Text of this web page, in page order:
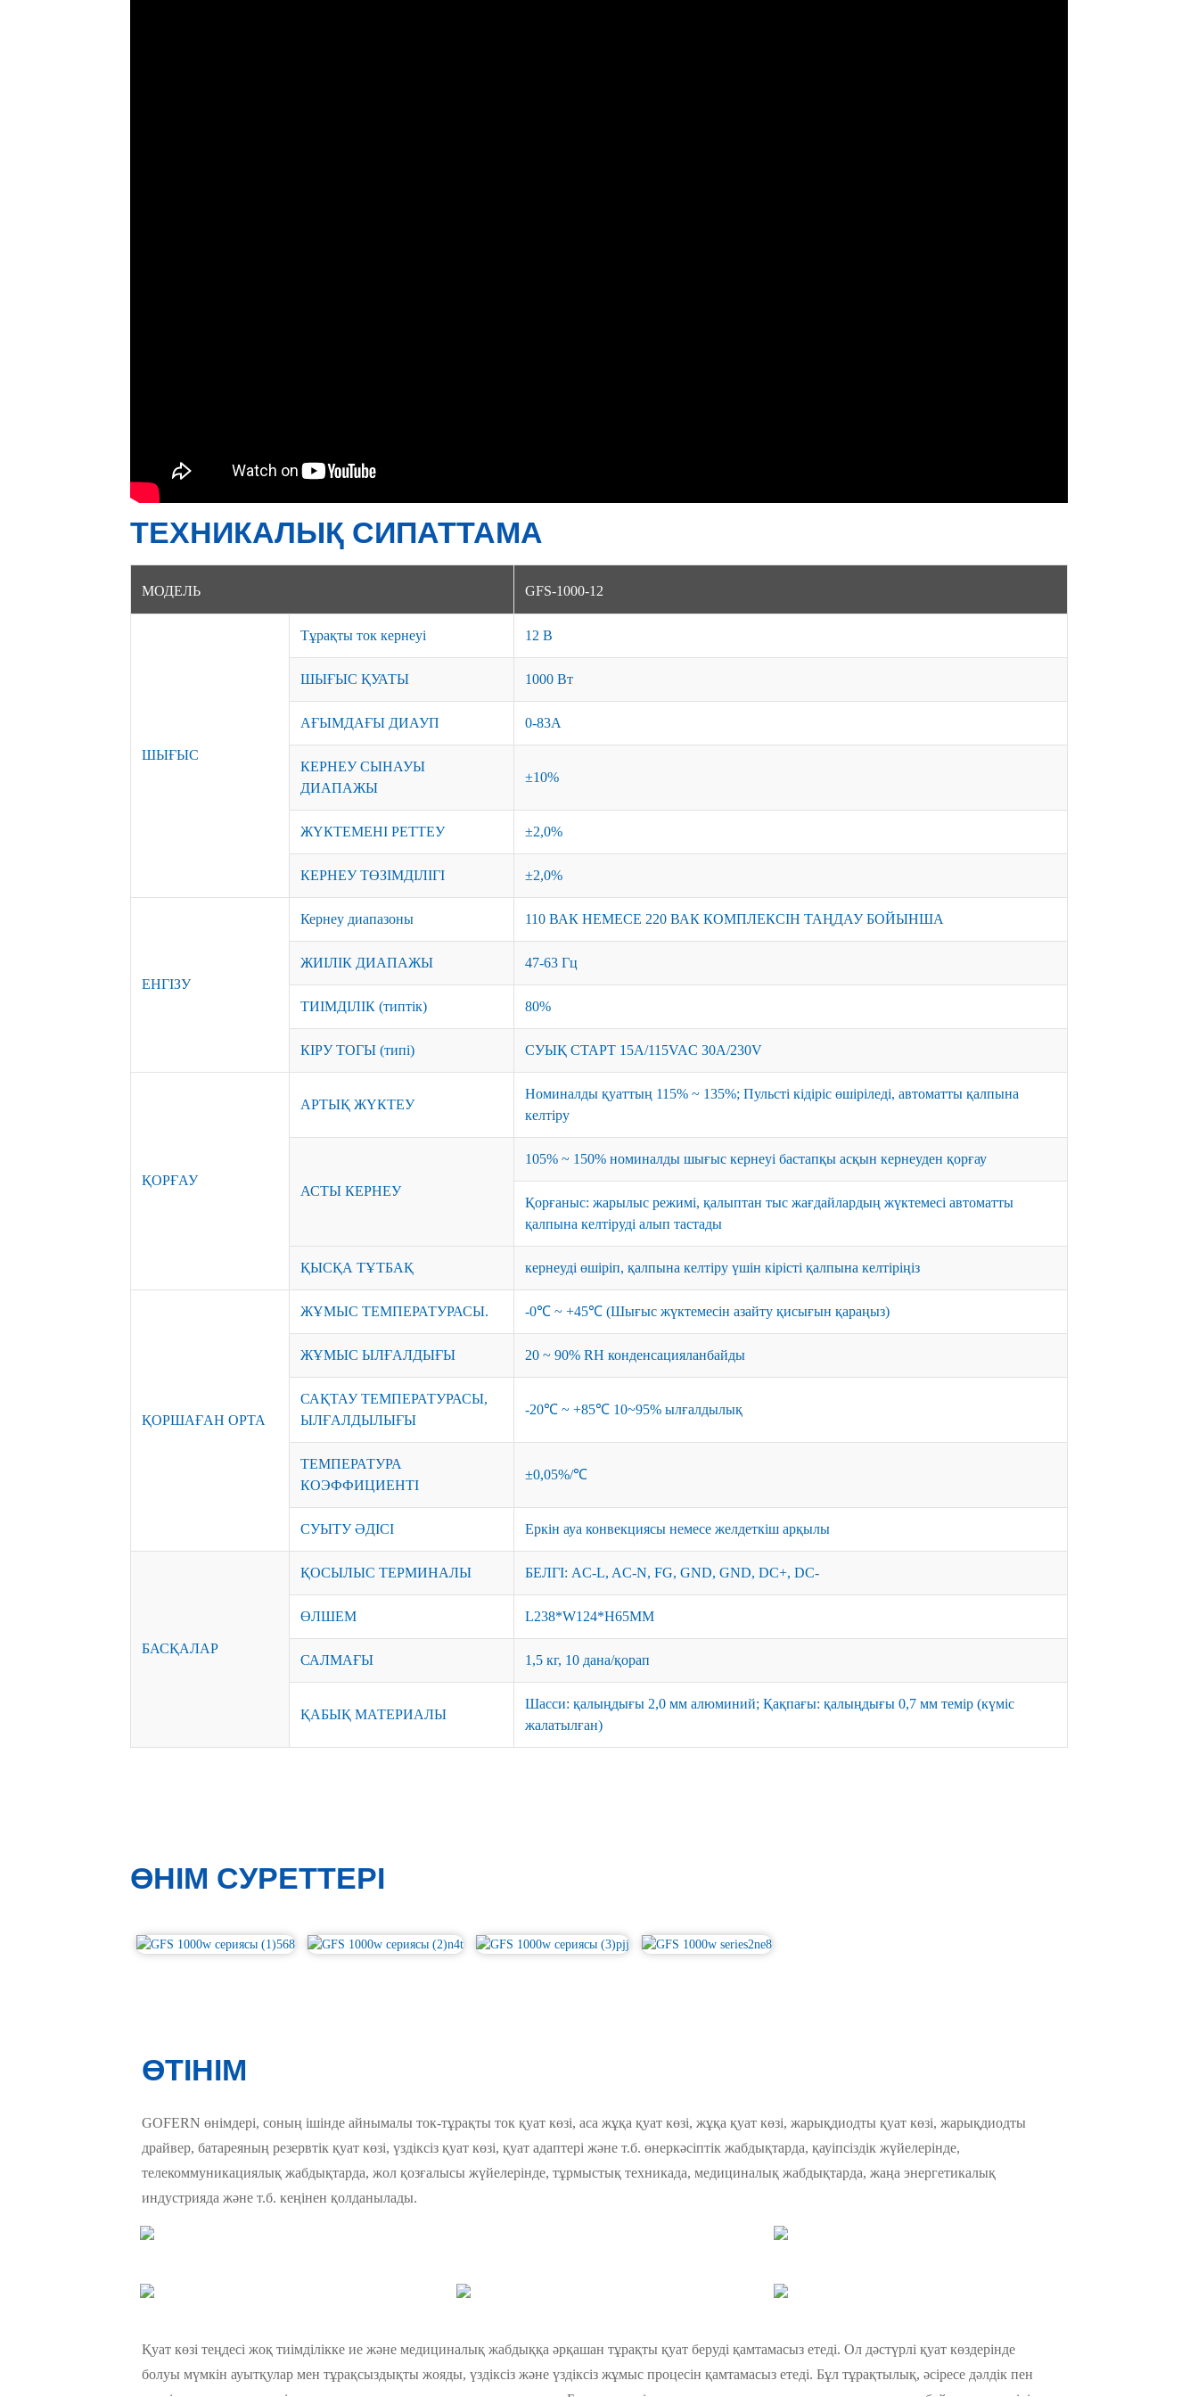
ТЕХНИКАЛЫҚ СИПАТТАМА
МОДЕЛЬ GFS-1000-12
ШЫҒЫС
Тұрақты ток кернеуі 12 В
ШЫҒЫС ҚУАТЫ 1000 Вт
АҒЫМДАҒЫ ДИАУП 0-83A
КЕРНЕУ СЫНАУЫ
ДИАПАЖЫ
±10%
ЖҮКТЕМЕНІ РЕТТЕУ ±2,0%
КЕРНЕУ ТӨЗІМДІЛІГІ ±2,0%
ЕНГІЗУ
Кернеу диапазоны 110 ВАК НЕМЕСЕ 220 ВАК КОМПЛЕКСІН ТАҢДАУ БОЙЫНША
ЖИІЛІК ДИАПАЖЫ 47-63 Гц
ТИІМДІЛІК (типтік) 80%
КІРУ ТОГЫ (типі) СУЫҚ СТАРТ 15A/115VAC 30A/230V
ҚОРҒАУ
АРТЫҚ ЖҮКТЕУ
Номиналды қуаттың 115% ~ 135%; Пульсті кідіріс өшіріледі, автоматты қалпына
келтіру
АСТЫ КЕРНЕУ
105% ~ 150% номиналды шығыс кернеуі бастапқы асқын кернеуден қорғау
Қорғаныс: жарылыс режимі, қалыптан тыс жағдайлардың жүктемесі автоматты
қалпына келтіруді алып тастады
ҚЫСҚА ТҰТБАҚ кернеуді өшіріп, қалпына келтіру үшін кірісті қалпына келтіріңіз
ҚОРШАҒАН ОРТА
ЖҰМЫС ТЕМПЕРАТУРАСЫ. -0℃ ~ +45℃ (Шығыс жүктемесін азайту қисығын қараңыз)
ЖҰМЫС ЫЛҒАЛДЫҒЫ 20 ~ 90% RH конденсацияланбайды
САҚТАУ ТЕМПЕРАТУРАСЫ,
ЫЛҒАЛДЫЛЫҒЫ
-20℃ ~ +85℃ 10~95% ылғалдылық
ТЕМПЕРАТУРА
КОЭФФИЦИЕНТІ
±0,05%/℃
СУЫТУ ӘДІСІ Еркін ауа конвекциясы немесе желдеткіш арқылы
БАСҚАЛАР
ҚОСЫЛЫС ТЕРМИНАЛЫ БЕЛГІ: AC-L, AC-N, FG, GND, GND, DC+, DC-
ӨЛШЕМ L238*W124*H65MM
САЛМАҒЫ 1,5 кг, 10 дана/қорап
ҚАБЫҚ МАТЕРИАЛЫ
Шасси: қалыңдығы 2,0 мм алюминий; Қақпағы: қалыңдығы 0,7 мм темір (күміс
жалатылған)
ӨНІМ СУРЕТТЕРІ
ӨТІНІМ
GOFERN өнімдері, соның ішінде айнымалы ток-тұрақты ток қуат көзі, аса жұқа қуат көзі, жұқа қуат көзі, жарықдиодты қуат көзі, жарықдиодты
драйвер, батареяның резервтік қуат көзі, үздіксіз қуат көзі, қуат адаптері және т.б. өнеркәсіптік жабдықтарда, қауіпсіздік жүйелерінде,
телекоммуникациялық жабдықтарда, жол қозғалысы жүйелерінде, тұрмыстық техникада, медициналық жабдықтарда, жаңа энергетикалық
индустрияда және т.б. кеңінен қолданылады.
Қуат көзі теңдесі жоқ тиімділікке ие және медициналық жабдыққа әрқашан тұрақты қуат беруді қамтамасыз етеді. Ол дәстүрлі қуат көздерінде
болуы мүмкін ауытқулар мен тұрақсыздықты жояды, үздіксіз және үздіксіз жұмыс процесін қамтамасыз етеді. Бұл тұрақтылық, әсіресе дәлдік пен